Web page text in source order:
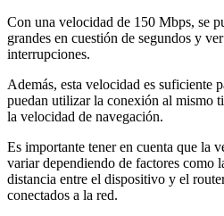
Con una velocidad de 150 Mbps, se
grandes en cuestión de segundos y
interrupciones.
Además, esta velocidad es suficiente
puedan utilizar la conexión al mismo
la velocidad de navegación.
Es importante tener en cuenta que la
variar dependiendo de factores como
distancia entre el dispositivo y el
conectados a la red.